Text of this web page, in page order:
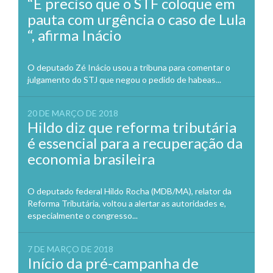
pauta com urgência o caso de Lula
“, afirma Inácio
O deputado Zé Inácio usou a tribuna para comentar o
julgamento do STJ que negou o pedido de habeas...
20 DE MARÇO DE 2018
Hildo diz que reforma tributária
é essencial para a recuperação da
economia brasileira
O deputado federal Hildo Rocha (MDB/MA), relator da
Reforma Tributária, voltou a alertar as autoridades e,
especialmente o congresso...
7 DE MARÇO DE 2018
Início da pré-campanha de